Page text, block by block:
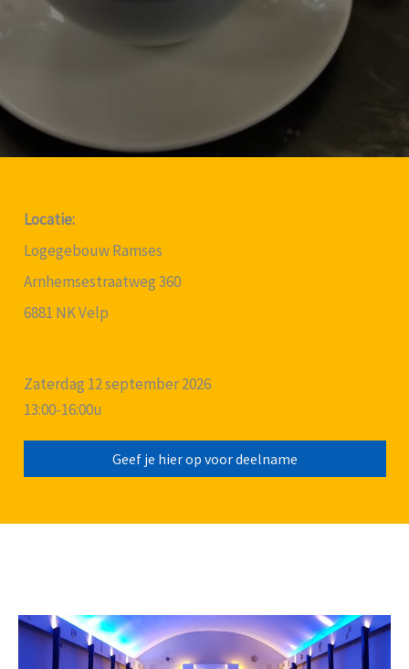
Locatie:
Logegebouw Ramses
Arnhemsestraatweg 360
6881 NK Velp
Zaterdag 12 september 2026
13:00-16:00u
Geef je hier op voor deelname